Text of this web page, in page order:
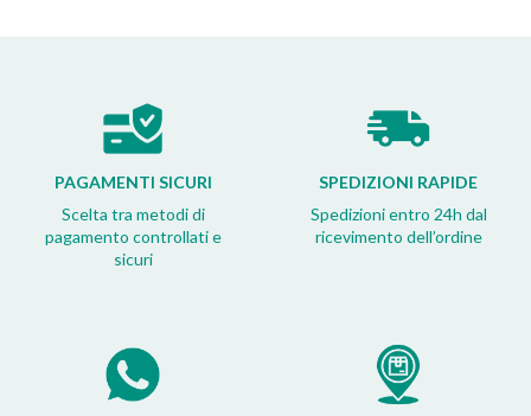
PAGAMENTI SICURI
Scelta tra metodi di
pagamento controllati e
sicuri
SPEDIZIONI RAPIDE
Spedizioni entro 24h dal
ricevimento dell’ordine